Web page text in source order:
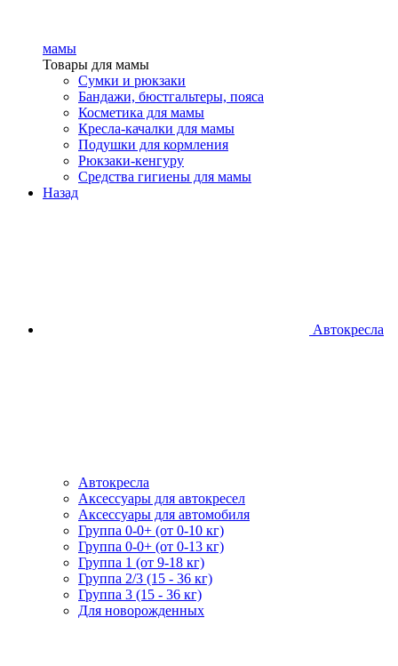
мамы
Товары для мамы
Сумки и рюкзаки
Бандажи, бюстгальтеры, пояса
Косметика для мамы
Кресла-качалки для мамы
Подушки для кормления
Рюкзаки-кенгуру
Средства гигиены для мамы
Назад
Автокресла
Автокресла
Аксессуары для автокресел
Аксессуары для автомобиля
Группа 0-0+ (от 0-10 кг)
Группа 0-0+ (от 0-13 кг)
Группа 1 (от 9-18 кг)
Группа 2/3 (15 - 36 кг)
Группа 3 (15 - 36 кг)
Для новорожденных